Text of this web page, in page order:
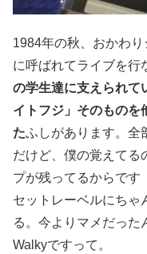
1984年の秋、おかわ
に呼ばれてライブを行
の学生達に支えられて
イトフジ」そのものを
たふしがあります。全
だけど、僕の覚えてる
プが残ってるからです
セットレーベルにちゃ
る。今よりマメだった
Walkyですって。